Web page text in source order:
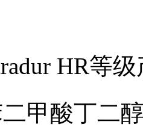
HR等
甲酸丁二